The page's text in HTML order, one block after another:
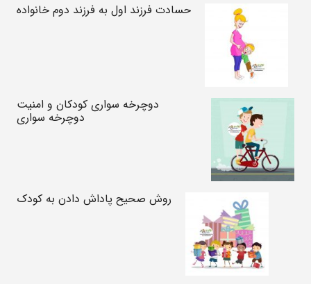
حسادت فرزند اول به فرزند دوم خانواده
دوچرخه سواری کودکان و امنیت
دوچرخه سواری
روش صحیح پاداش دادن به کودک